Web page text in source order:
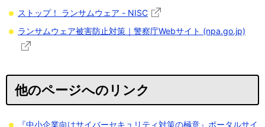
ストップ！ ランサムウェア - NISC
ランサムウェア被害防止対策｜警察庁Webサイト (npa.go.jp)
他のページへのリンク
『中小企業向けサイバーセキュリティ対策の極意』ポータルサイ